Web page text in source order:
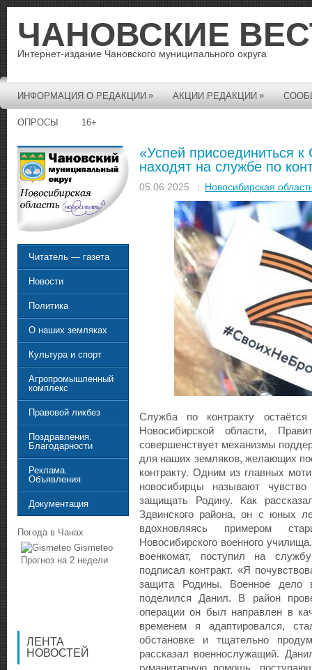
ЧАНОВСКИЕ
Интернет-издание Чановского муниципального округа
ИНФОРМАЦИЯ О РЕДАКЦИИ » АКЦИИ РЕДАКЦИИ »
ОПРОСЫ 16+
«Успей присоединиться
находят на службе по
05.06.2025 Новосибирская
Служба по контракту
Новосибирской области,
совершенствует механизмы
для наших земляков, желающих
контракту. Одним из главных
новосибирцы называют
защищать Родину. Как
Здвинского района, он с юных
вдохновляясь примером
Новосибирского военного
военкомат, поступил на
подписал контракт. «Я
защита Родины. Военное дело
поделился Данил. В район
операции он был направлен в
временем я адаптировался,
обстановке и тщательно
рассказал военнослужащий.
Читатель — газета
Новости
Политика
О наших земляках
Культура и спорт
Агропромышленный
комплекс
Правовой ликбез
Поздравления.
Благодарности
Реклама.
Объявления
Документация
Погода в Чанах
Gismeteo
Прогноз на 2 недели
ЛЕНТА
НОВОСТЕЙ